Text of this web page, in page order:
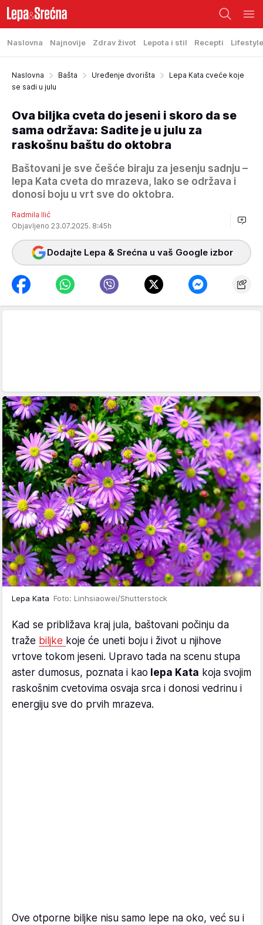
Naslovna Najnovije Zdrav život Lepota i stil Recepti Lifestyle
Naslovna Bašta Uređenje dvorišta
Lepa Kata cveće koje
se sadi u julu
Ova biljka cveta do jeseni i skoro da se
sama održava: Sadite je u julu za
raskošnu baštu do oktobra
Baštovani je sve češće biraju za jesenju sadnju –
lepa Kata cveta do mrazeva, lako se održava i
donosi boju u vrt sve do oktobra.
Radmila Ilić
Objavljeno 23.07.2025. 8:45h
Dodajte Lepa & Srećna u vaš Google izbor
Lepa Kata Foto: Linhsiaowei/Shutterstock
Kad se približava kraj jula, baštovani počinju da
traže biljke koje će uneti boju i život u njihove
vrtove tokom jeseni. Upravo tada na scenu stupa
aster dumosus, poznata i kao lepa Kata koja svojim
raskošnim cvetovima osvaja srca i donosi vedrinu i
energiju sve do prvih mrazeva.
Ove otporne biljke nisu samo lepe na oko, već su i